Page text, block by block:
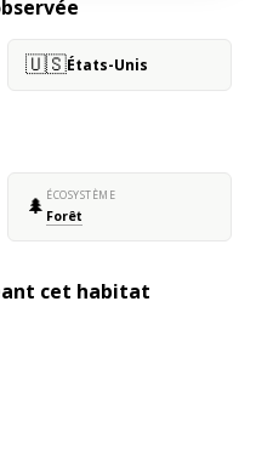
🇺🇸États-Unis
🌲 ÉCOSYSTÈME
Forêt
cet habitat